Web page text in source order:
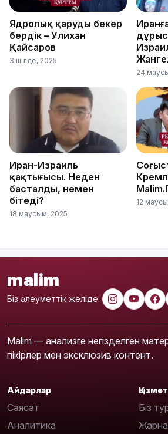
Ядролық қаруды бекер
бердік – Уәлихан
Қайсаров
3 шілде, 2025
дұрыс
24
Иран-Израиль
қақтығысы. Неден
басталды, немен
бітеді?
18 маусым, 2025
12
malim
Біз әлеуметтік желіде:
Malim — анализге негізделген
пікірлер мен эксклюзив контент.
Айдарлар
Саясат
Аналитика
Қызмет
Біз